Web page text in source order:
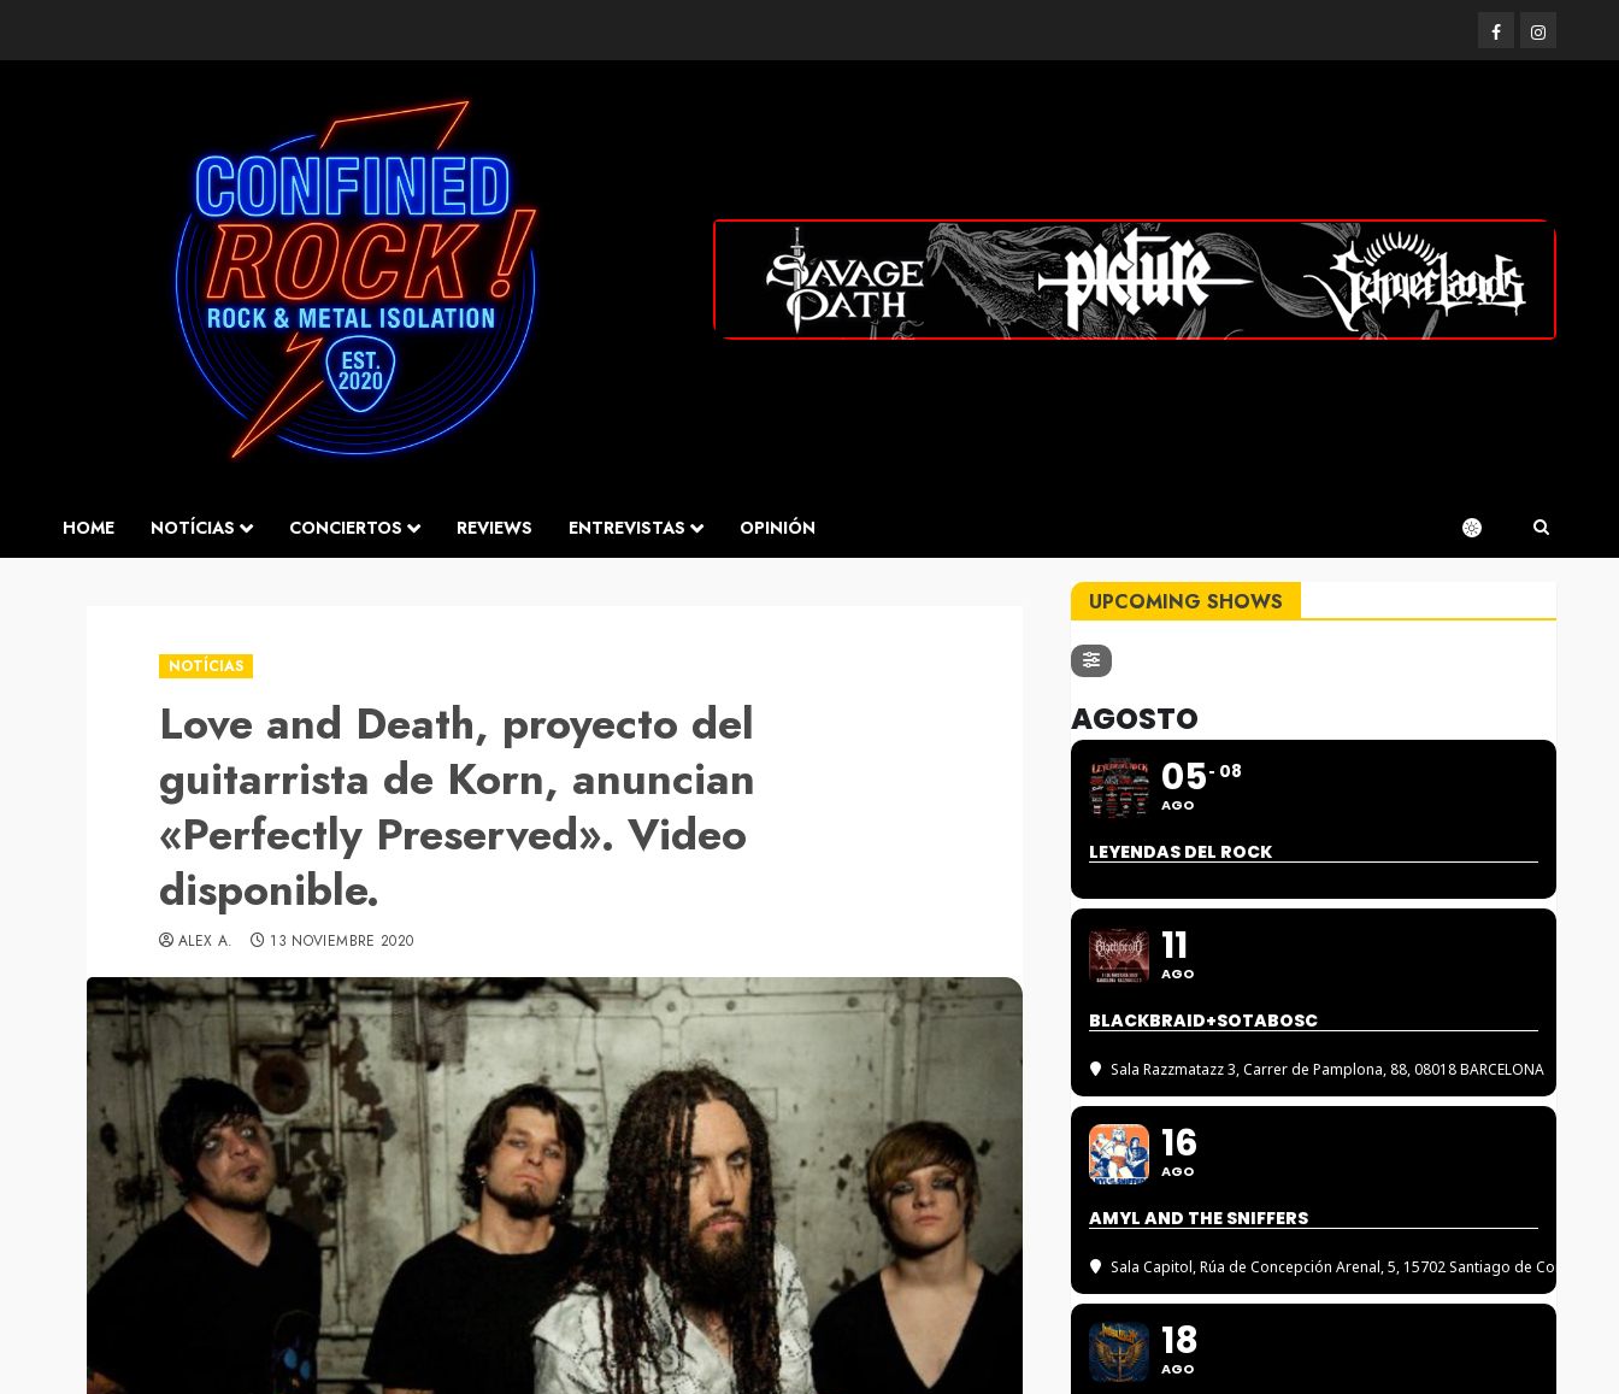
FacebookInstagram
HOME NOTÍCIAS CONCIERTOS REVIEWS ENTREVISTAS OPINIÓN
NOTÍCIAS
Love and Death, proyecto del
guitarrista de Korn, anuncian
«Perfectly Preserved». Video
disponible.
ALEX A. 13 NOVIEMBRE 2020
UPCOMING SHOWS
AGOSTO
05
AGO
08
LEYENDAS DEL ROCK
11
AGO
BLACKBRAID+SOTABOSC
Sala Razzmatazz 3, Carrer de Pamplona, 88, 08018 BARCELONA
16
AGO
AMYL AND THE SNIFFERS
Sala Capitol, Rúa de Concepción Arenal, 5, 15702 Santiago de
18
AGO